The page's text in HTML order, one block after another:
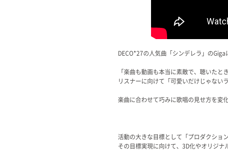
DECO*27の人気曲「シンデレラ」の
「楽曲も動画も本当に素敵で、聴いたと
リスナーに向けて「可愛いだけじゃない
楽曲に合わせて巧みに歌唱の見せ方を変
活動の大きな目標として「プロダクショ
その目標実現に向けて、3D化やオリジナ